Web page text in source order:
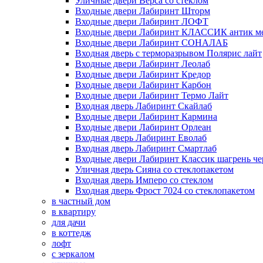
Входные двери Лабиринт Шторм
Входные двери Лабиринт ЛОФТ
Входные двери Лабиринт КЛАССИК антик
Входные двери Лабиринт СОНАЛАБ
Входная дверь с терморазрывом Полярис лайт
Входные двери Лабиринт Леолаб
Входные двери Лабиринт Кредор
Входные двери Лабиринт Карбон
Входные двери Лабиринт Термо Лайт
Входная дверь Лабиринт Скайлаб
Входные двери Лабиринт Кармина
Входные двери Лабиринт Орлеан
Входная дверь Лабиринт Еволаб
Входная дверь Лабиринт Смартлаб
Входные двери Лабиринт Классик шагрень
Уличная дверь Сияна со стеклопакетом
Входная дверь Имперо со стеклом
Входная дверь Фрост 7024 со стеклопакетом
в частный дом
в квартиру
для дачи
в коттедж
лофт
с зеркалом